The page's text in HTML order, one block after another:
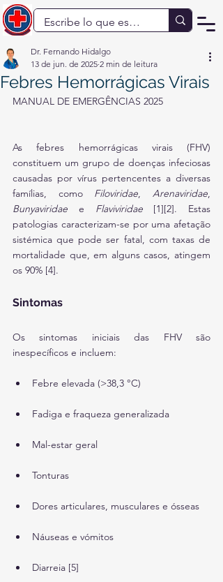
Febres Hemorrágicas Virais
Dr. Fernando Hidalgo
13 de jun. de 2025 2 min de leitura
MANUAL DE EMERGÊNCIAS 2025
As febres hemorrágicas virais (FHV)
constituem um grupo de doenças infeciosas
causadas por vírus pertencentes a diversas
famílias, como Filoviridae, Arenaviridae
Bunyaviridae e Flaviviridae [1][2]. Estas
patologias caracterizam-se por uma afetação
sistémica que pode ser fatal, com taxas de
mortalidade que, em alguns casos, atingem
os 90% [4].
Sintomas
Os sintomas iniciais das FHV são
inespecíficos e incluem:
Febre elevada (>38,3 °C)
Fadiga e fraqueza generalizada
Mal-estar geral
Tonturas
Dores articulares, musculares e ósseas
Náuseas e vómitos
Diarreia [5]